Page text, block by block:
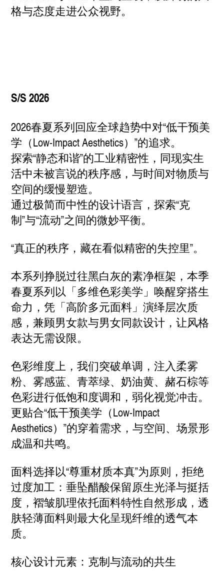
格与态度走进公众视野。
S/S 2026
2026春夏系列回应全球趋势中对“低干预美
学（Low-Impact Aesthetics）”的追求。
探索“静态和谐”的工业精密性，同现实生
活中未被言说的秩序感，与时间对物质与
空间的缓慢塑造。
通过极简而中性的设计语言，探索“克
制”与“流动”之间的微妙平衡。
“真正的秩序，藏在看似精密的失控里”。
本系列挣脱过往黑白灰的素净框架，本季
春夏系列以「多维色彩美学」唤醒穿搭生
命力，凭「高阶多元面料」演绎层次质
感，兼顾男女款与男女同款设计，让风格
表达无需设限。
色彩维度上，我们突破单调，注入柔雾
粉、雾感蓝、青萃绿、奶油黄、赭石棕等
色彩进行低饱和度调和，弱化视觉冲击。
更贴合“低干预美学（Low-Impact
Aesthetics）”的穿着需求，与空间、场景形
成温和共鸣。
面料选择以“尊重材质本真”为原则，拒绝
过度加工：垂坠醋酸保留原生光泽与挺括
度，褶皱肌理依托面料特性自然形成，透
肤轻薄面料则最大化呈现纤维的透气本
质。
核心设计元素：克制与流动的共生